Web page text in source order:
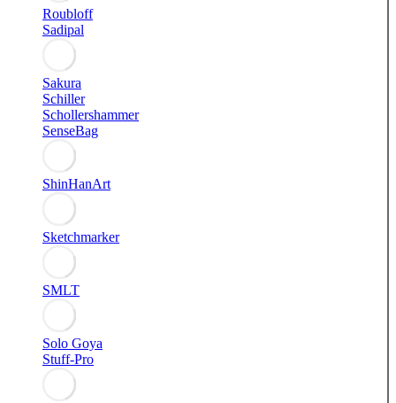
Roubloff
Sadipal
Sakura
Schiller
Schollershammer
SenseBag
ShinHanArt
Sketchmarker
SMLT
Solo Goya
Stuff-Pro